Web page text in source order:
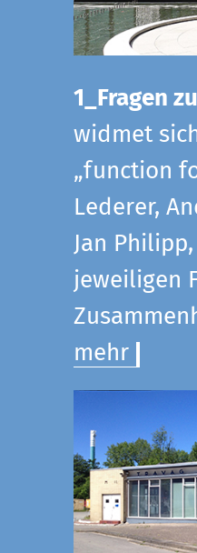
1_Fragen
widmet
„function
Lederer,
Jan
jeweiligen
mehr